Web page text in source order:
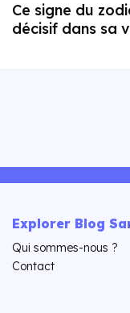
Ce signe du
décisif dans sa
Explorer Blog
Qui sommes-nous ?
Contact